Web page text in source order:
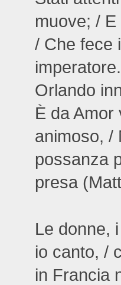
muove; /
/ Che fece
Orlando
È da
animoso, /
possanza
presa
Le donne,
io canto, /
in Francia